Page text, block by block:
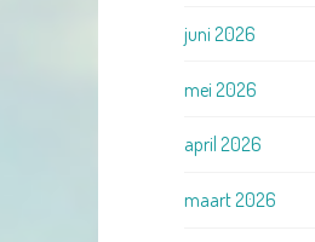
juni 2026
mei 2026
april 2026
maart 2026